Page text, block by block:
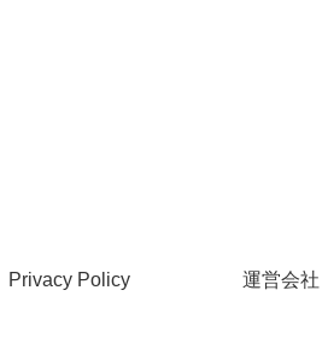
Privacy Policy 運営会社